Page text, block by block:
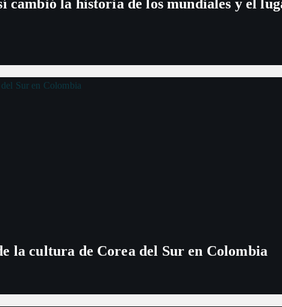
n
t
r
cambió la historia de los mundiales y el
la cultura de Corea del Sur en Colombia